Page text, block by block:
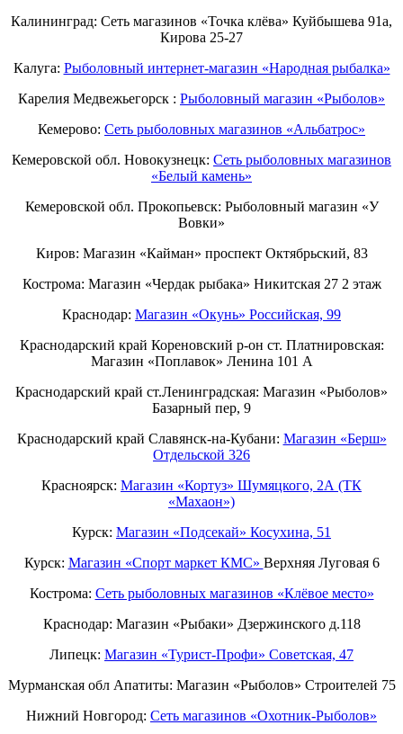
Калининград: Сеть магазинов «Точка клёва» Куйбышева 91а,
Кирова 25-27
Калуга: Рыболовный интернет-магазин «Народная рыбалка»
Карелия Медвежьегорск : Рыболовный магазин «Рыболов»
Кемерово: Сеть рыболовных магазинов «Альбатрос»
Кемеровской обл. Новокузнецк: Сеть рыболовных магазинов
«Белый камень»
Кемеровской обл. Прокопьевск: Рыболовный магазин «У
Вовки»
Киров: Магазин «Кайман» проспект Октябрьский, 83
Кострома: Магазин «Чердак рыбака» Никитская 27 2 этаж
Краснодар: Магазин «Окунь» Российская, 99
Краснодарский край Кореновский р-он ст. Платнировская:
Магазин «Поплавок» Ленина 101 А
Краснодарский край ст.Ленинградская: Магазин «Рыболов»
Базарный пер, 9
Краснодарский край Славянск-на-Кубани: Магазин «Берш»
Отдельской 326
Красноярск: Магазин «Кортуз» Шумяцкого, 2А (ТК
«Махаон»)
Курск: Магазин «Подсекай» Косухина, 51
Курск: Магазин «Спорт маркет КМС» Верхняя Луговая 6
Кострома: Сеть рыболовных магазинов «Клёвое место»
Краснодар: Магазин «Рыбаки» Дзержинского д.118
Липецк: Магазин «Турист-Профи» Советская, 47
Мурманская обл Апатиты: Магазин «Рыболов» Строителей 75
Нижний Новгород: Cеть магазинов «Охотник-Рыболов»